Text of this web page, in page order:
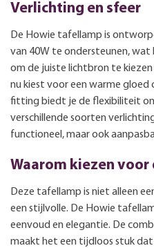
Verlichting en sfeer
De Howie tafellamp is
van 40W te ondersteunen,
om de juiste lichtbron te
nu kiest voor een warme gloed
fitting biedt je de flexibiliteit
verschillende soorten
functioneel, maar ook
Waarom kiezen
Deze tafellamp is niet alleen
een stijlvolle. De Howie
eenvoud en elegantie. De
maakt het een tijdloos stuk